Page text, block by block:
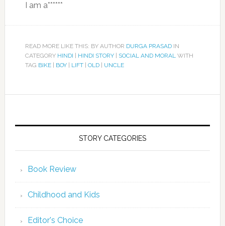
I am a******
READ MORE LIKE THIS: BY AUTHOR DURGA PRASADIN
CATEGORY HINDI HINDI STORY| SOCIAL AND MORALWITH
TAG BIKE| BOY| LIFT| OLD| UNCLE
STORY CATEGORIES
Book Review
Childhood and Kids
Editor's Choice